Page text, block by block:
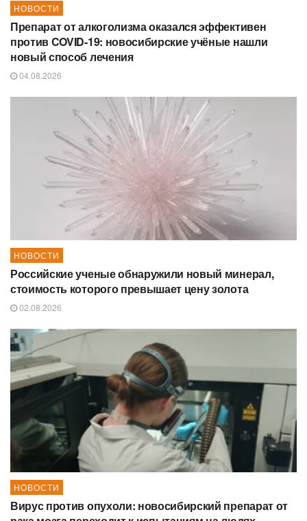
НОВОСТИ
Препарат от алкоголизма оказался эффективен
против COVID-19: новосибирские учёные нашли
новый способ лечения
04.08.2026
НОВОСТИ
Российские ученые обнаружили новый минерал,
стоимость которого превышает цену золота
02.08.2026
НОВОСТИ
Вирус против опухоли: новосибирский препарат от